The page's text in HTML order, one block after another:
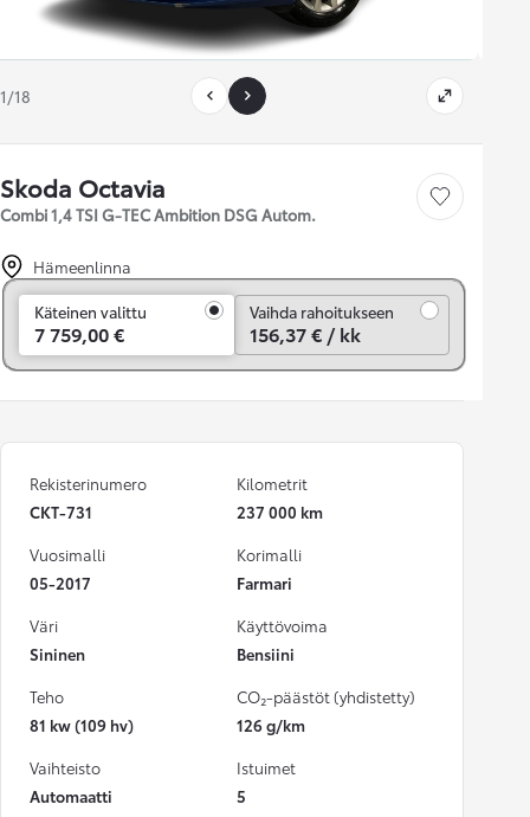
1/18
Skoda Octavia
Combi 1,4 TSI G-TEC Ambition DSG Autom.
Tallenna auto
Hämeenlinna
Käteinen valittu
7 759,00 €
Vaihda rahoitukseen
156,37 € / kk
Rekisterinumero
CKT-731
Kilometrit
237 000 km
Vuosimalli
05-2017
Korimalli
Farmari
Väri
Sininen
Käyttövoima
Bensiini
Teho
81 kw (109 hv)
CO₂-päästöt (yhdistetty)
126 g/km
Vaihteisto
Automaatti
Istuimet
5